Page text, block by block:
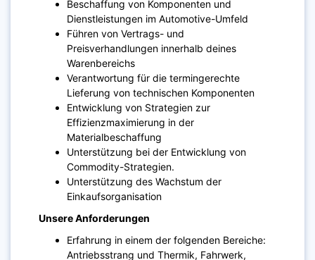
Beschaffung von Komponenten und
Dienstleistungen im Automotive-Umfeld
Führen von Vertrags- und
Preisverhandlungen innerhalb deines
Warenbereichs
Verantwortung für die termingerechte
Lieferung von technischen Komponenten
Entwicklung von Strategien zur
Effizienzmaximierung in der
Materialbeschaffung
Unterstützung bei der Entwicklung von
Commodity-Strategien.
Unterstützung des Wachstum der
Einkaufsorganisation
Unsere Anforderungen
Erfahrung in einem der folgenden Bereiche:
Antriebsstrang und Thermik, Fahrwerk,